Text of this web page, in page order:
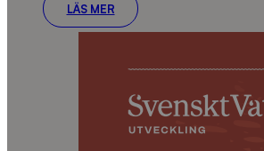
LÄS MER